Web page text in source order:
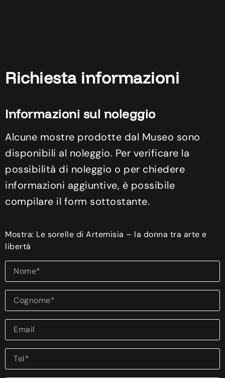
Richiesta informazioni
Informazioni sul noleggio
Alcune mostre prodotte dal Museo sono
disponibili al noleggio. Per verificare la
possibilità di noleggio o per chiedere
informazioni aggiuntive, è possibile
compilare il form sottostante.
Mostra: Le sorelle di Artemisia – la donna tra arte e
libertà